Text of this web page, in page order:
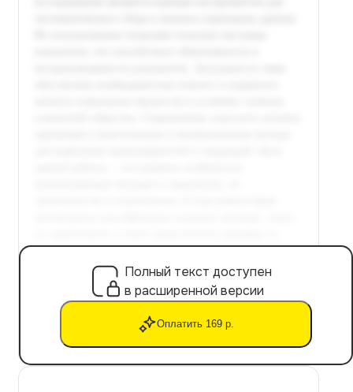
Полный текст доступен
в расширенной версии
Оплатить 169 р.